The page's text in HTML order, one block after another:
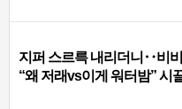
지퍼 스르륵 내리더니‥비
“왜 저래vs이게 워터밤” 시